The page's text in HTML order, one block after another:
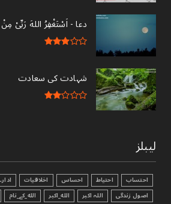
دعا - ‎اَسْتَغْفِرُ اللهَ رَبِّىْ مِنْ کل ذَنبٍ وَّاَتُوْبُ اِلَيْهِ
شہادت کی سعادت
لیبلز
احتساب احتیاط احساس اخلاقیات
اصول زندگی
اللہ اکبر الله_اکبر الله_کے_نام